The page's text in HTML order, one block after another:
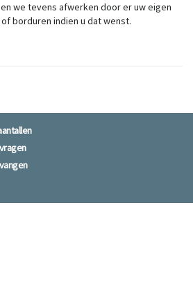
we tevens afwerken door er uw eigen
borduren indien u dat wenst.